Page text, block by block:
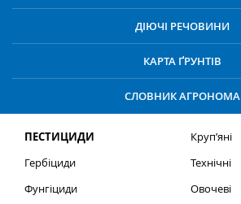
ДІЮЧІ РЕЧОВИНИ
КАРТА ҐРУНТІВ
СЛОВНИК АГРОНОМА
ПЕСТИЦИДИ
Гербіциди
Фунгіциди
Круп’яні
Технічні
Овочеві